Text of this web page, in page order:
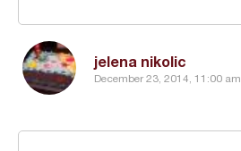
jelena nikolic
December 23, 2014, 11:00 am